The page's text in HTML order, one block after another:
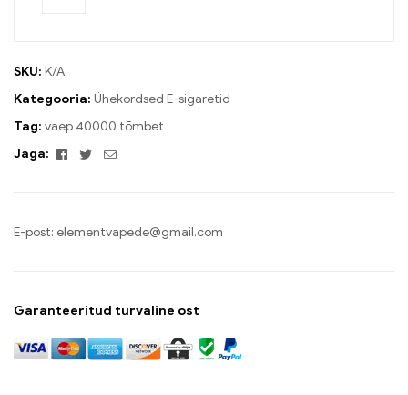
SKU: K/A
Kategooria: Ühekordsed E-sigaretid
Tag: vaep 40000 tõmbet
Jaga:
Facebook
Twitter
E-
E-post: elementvapede@gmail.com
Garanteeritud turvaline ost